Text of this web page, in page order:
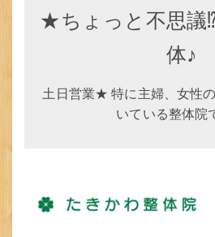
★ちょっと不思議
体♪
土日営業★ 特に主婦、女性
いている整体院